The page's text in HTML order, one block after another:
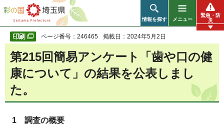
彩の国 埼玉県
情報を探す メニュー
緊急・防
災
ページ番号：246465 掲載日：2024年5月2日
第215回簡易アンケート「歯や口の健
康について」の結果を公表しまし
た。
1 調査の概要